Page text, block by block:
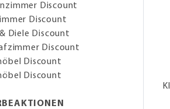
Discount
Discount
Diele Discount
Discount
Discount
Discount